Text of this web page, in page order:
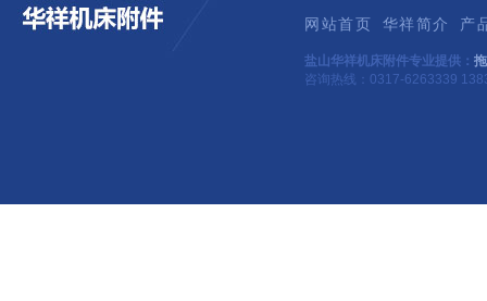
网站首页 华祥简介 产
盐山华祥机床附件专业提供：
咨询热线：0317-6263339